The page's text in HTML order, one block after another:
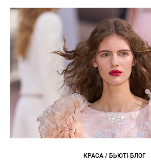
КРАСА / БЬЮТІ-БЛОГ